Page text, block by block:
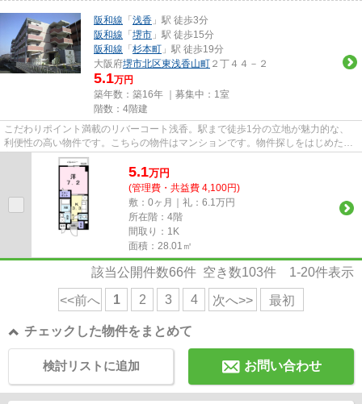
阪和線 「 浅香 」駅 徒歩3分
阪和線 「 堺市 」駅 徒歩15分
阪和線 「 杉本町 」駅 徒歩19分
大阪府堺市北区東浅香山町 ２丁４４－２
5.1万円
築年数：築16年 ｜募集中： 1室
階数：4階建
こだわりポイント満載のリバーコート浅香。駅まで徒歩1分の立地が魅力的な、
利便性の高い物件です。こちらの物件はマンションです。物件探しをはじめた
方、当社をご利用してみませんか...
5.1万円
(管理費・共益費 4,100円)
敷：0ヶ月｜礼：6.1万円
所在階：4階
間取り：1K
面積：28.01㎡
該当公開件数66件 空き数103件 1-20件表示
<<前へ 1 2 3 4 次へ>> 最初
チェックした物件をまとめて
お問い合わせ
検討リストに追加